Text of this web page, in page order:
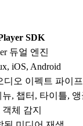
SDK
듀얼 엔진
iOS, Android
디오 이펙트 파이
, 챕터, 타이틀, 앵
체 감지